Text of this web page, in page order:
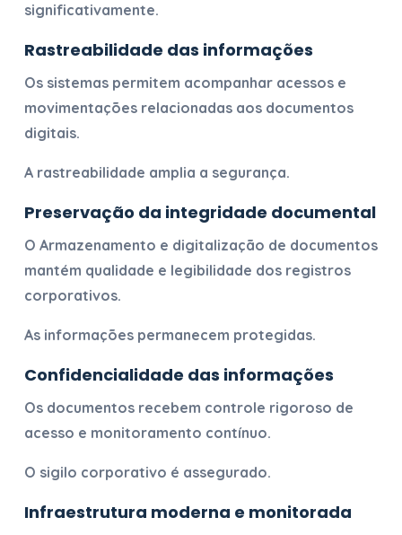
significativamente.
Rastreabilidade das informações
Os sistemas permitem acompanhar acessos e
movimentações relacionadas aos documentos
digitais.
A rastreabilidade amplia a segurança.
Preservação da integridade documental
O Armazenamento e digitalização de documentos
mantém qualidade e legibilidade dos registros
corporativos.
As informações permanecem protegidas.
Confidencialidade das informações
Os documentos recebem controle rigoroso de
acesso e monitoramento contínuo.
O sigilo corporativo é assegurado.
Infraestrutura moderna e monitorada